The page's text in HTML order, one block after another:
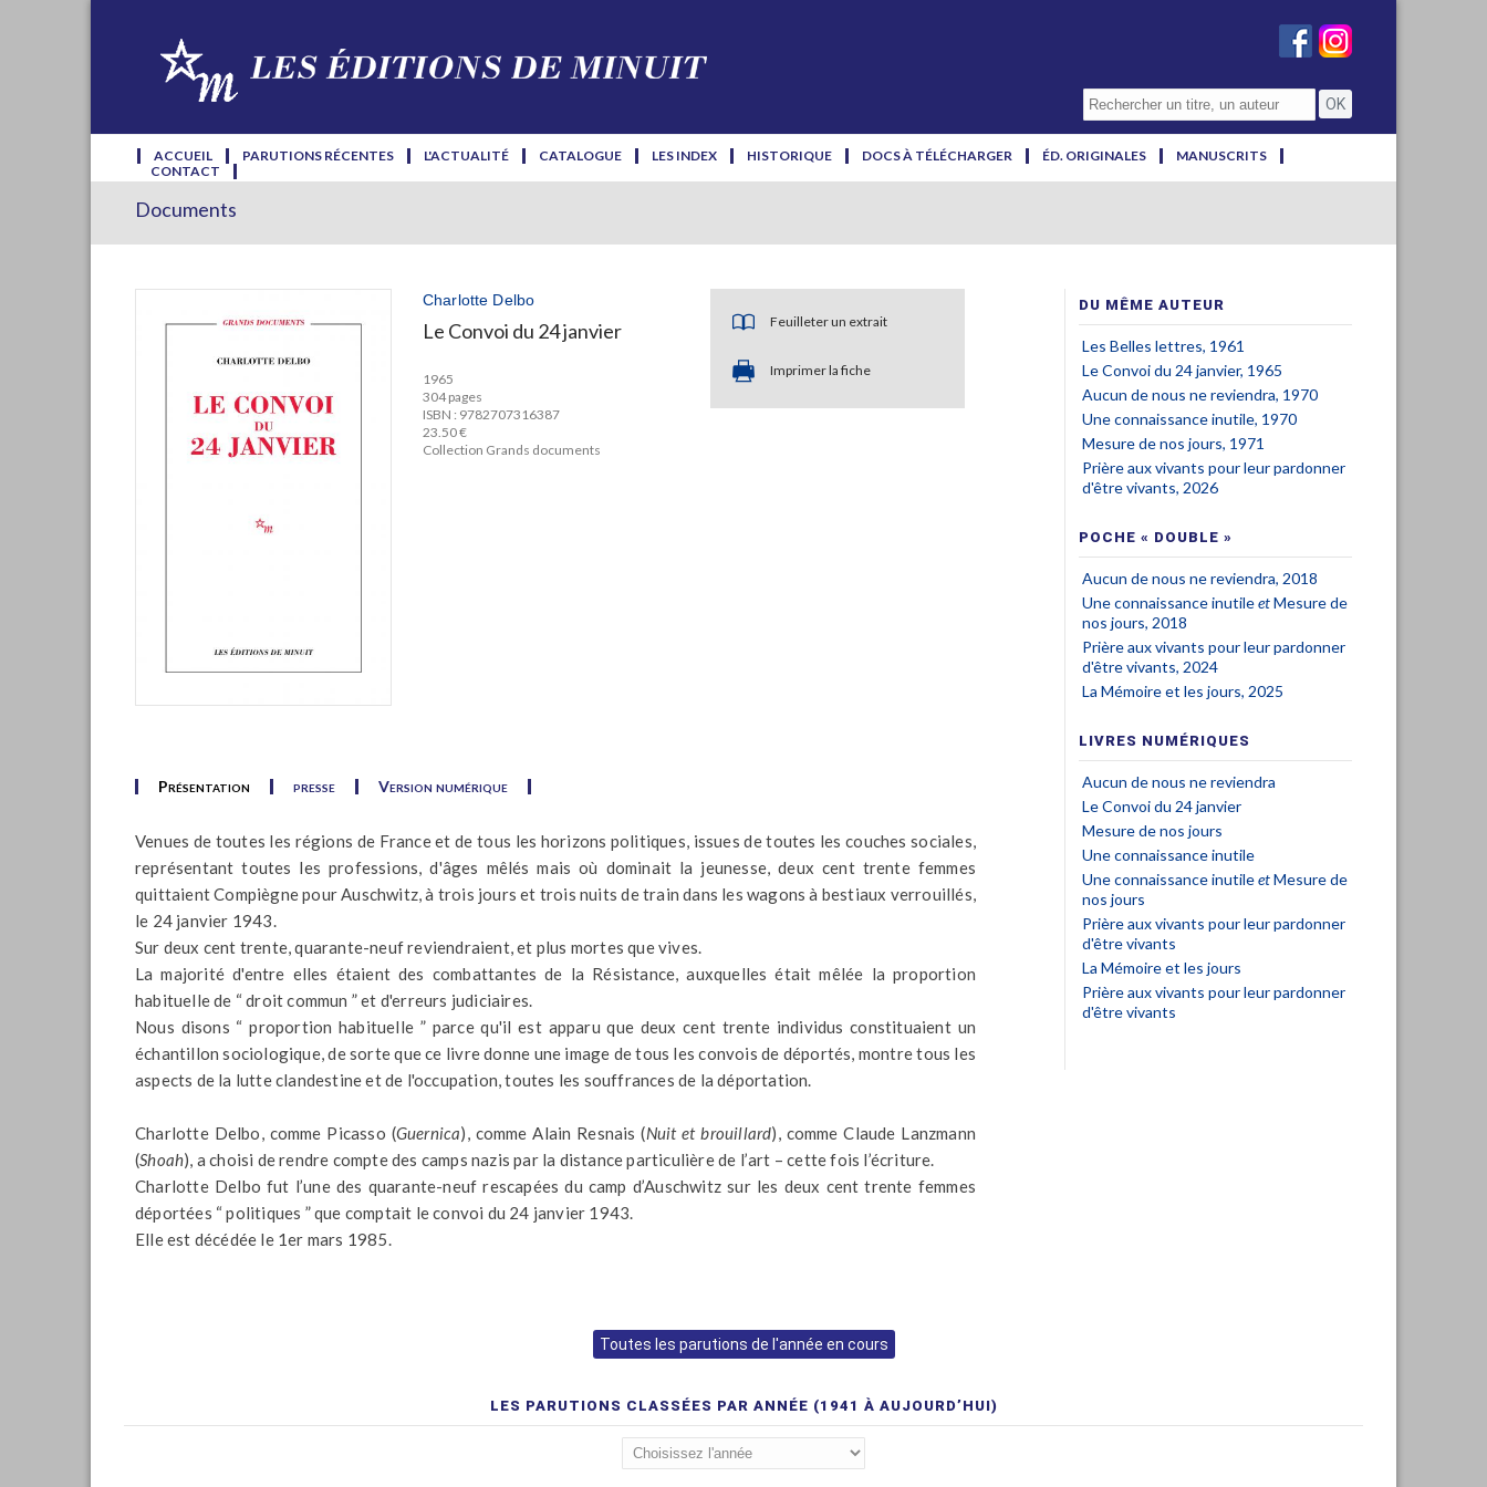
ACCUEIL PARUTIONS RÉCENTES L'ACTUALITÉ CATALOGUE LES INDEX HISTORIQUE DOCS À TÉLÉCHARGER ÉD. ORIGINALES
MANUSCRITS
CONTACT
Documents
Charlotte Delbo
Le Convoi du 24 janvier
1965
304 pages
ISBN : 9782707316387
23.50 €
Collection Grands documents
Feuilleter un extrait
Imprimer la fiche
Présentation presse Version numérique
Venues de toutes les régions de France et de tous les horizons politiques, issues de toutes les couches sociales,
représentant toutes les professions, d'âges mêlés mais où dominait la jeunesse, deux cent trente femmes
quittaient Compiègne pour Auschwitz, à trois jours et trois nuits de train dans les wagons à bestiaux verrouillés,
le 24 janvier 1943.
Sur deux cent trente, quarante-neuf reviendraient, et plus mortes que vives.
La majorité d'entre elles étaient des combattantes de la Résistance, auxquelles était mêlée la proportion
habituelle de “ droit commun ” et d'erreurs judiciaires.
Nous disons “ proportion habituelle ” parce qu'il est apparu que deux cent trente individus constituaient un
échantillon sociologique, de sorte que ce livre donne une image de tous les convois de déportés, montre tous les
aspects de la lutte clandestine et de l'occupation, toutes les souffrances de la déportation.
Charlotte Delbo, comme Picasso (Guernica), comme Alain Resnais (Nuit et brouillard), comme Claude Lanzmann
(Shoah), a choisi de rendre compte des camps nazis par la distance particulière de l’art – cette fois l’écriture.
Charlotte Delbo fut l’une des quarante-neuf rescapées du camp d’Auschwitz sur les deux cent trente femmes
déportées “ politiques ” que comptait le convoi du 24 janvier 1943.
Elle est décédée le 1er mars 1985.
DU MÊME AUTEUR
Les Belles lettres, 1961
Le Convoi du 24 janvier, 1965
Aucun de nous ne reviendra, 1970
Une connaissance inutile, 1970
Mesure de nos jours, 1971
Prière aux vivants pour leur pardonner
d'être vivants, 2026
POCHE « DOUBLE »
Aucun de nous ne reviendra, 2018
Une connaissance inutileetMesure de
nos jours, 2018
Prière aux vivants pour leur pardonner
d'être vivants, 2024
La Mémoire et les jours, 2025
LIVRES NUMÉRIQUES
Aucun de nous ne reviendra
Le Convoi du 24 janvier
Mesure de nos jours
Une connaissance inutile
Une connaissance inutileetMesure de
nos jours
Prière aux vivants pour leur pardonner
d'être vivants
La Mémoire et les jours
Prière aux vivants pour leur pardonner
d'être vivants
Toutes les parutions de l'année en cours
LES PARUTIONS CLASSÉES PAR ANNÉE (1941 À AUJOURD’HUI)